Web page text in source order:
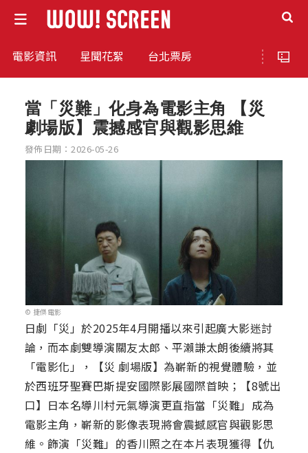
電影資訊 星聞花絮 台北票房
當「災難」化身為電影主角 【災
劇場版】震撼感官與觀影思維
發佈日期：2026-05-26
© 捷傑電影
日劇「災」於2025年4月開播以來引起廣大影迷討
論，而本劇雙導演關友太郎、平瀨謙太朗後續將其
「電影化」，【災 劇場版】為嶄新的視覺體驗，並
於西班牙聖賽巴斯提安國際影展國際首映；【8號出
口】日本名導川村元氣導演更直指當「災難」成為
電影主角，嶄新的影像表現將會震撼感官與觀影思
維。飾演「災難」的香川照之在本片表現獲得【仇